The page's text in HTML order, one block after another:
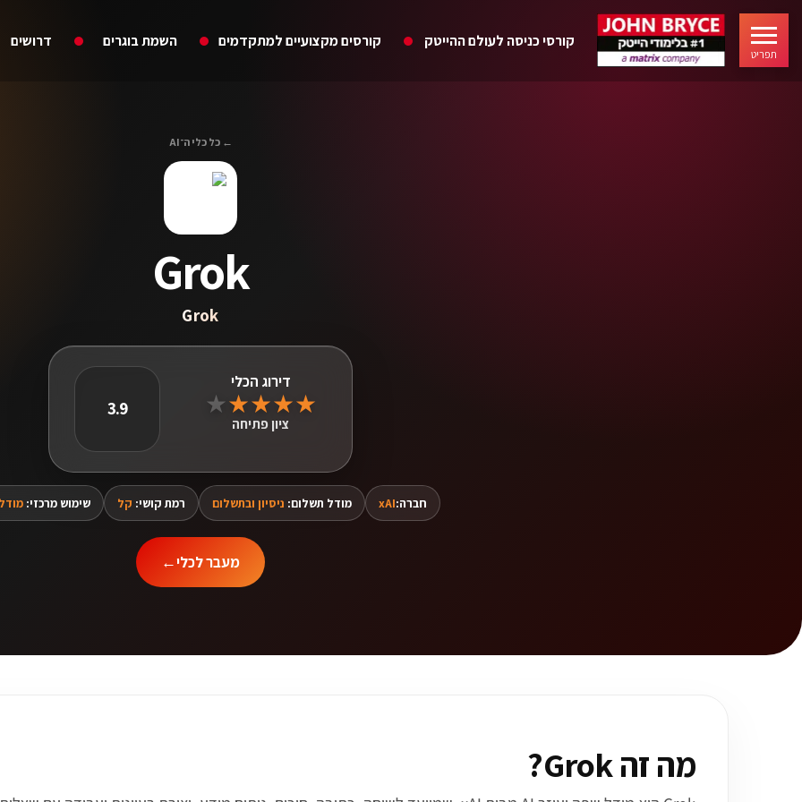
תפריט
קורסי כניסה לעולם ההייטק קורסים מקצועיים למתקדמים השמת בוגרים דרושים
← כל כלי ה־AI
Grok
Grok
3.9 ★
★
★
★
★
ציון פתיחה
חברה:xAI מודל תשלום: ניסיון ובתשלום רמת קושי: קל שימוש מרכזי:
מעבר לכלי←
מה זה Grok?